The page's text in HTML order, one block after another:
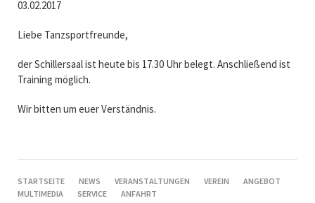
03.02.2017
Liebe Tanzsportfreunde,
der Schillersaal ist heute bis 17.30 Uhr belegt. Anschließend ist
Training möglich.
Wir bitten um euer Verständnis.
NAVIGATION
ÜBERSPRINGEN
STARTSEITE NEWS VERANSTALTUNGEN VEREIN
ANGEBOT
MULTIMEDIA
SERVICE ANFAHRT